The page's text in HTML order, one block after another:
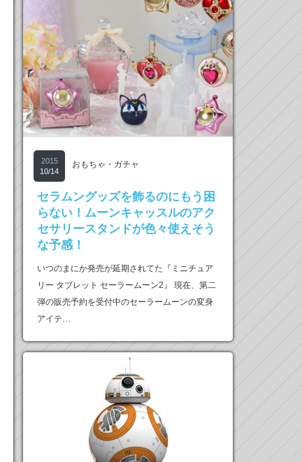
2015
10/14
おもちゃ・ガチャ
セラムングッズを飾るのにもう困
らない！ムーンキャッスルのアク
セサリースタンドが色々使えそう
な予感！
いつのまにか発売が延期されてた『ミニチュア
リー タブレット セーラームーン2』 現在、第二
弾の販売予約を受付中のセーラームーンの変身
アイテ…